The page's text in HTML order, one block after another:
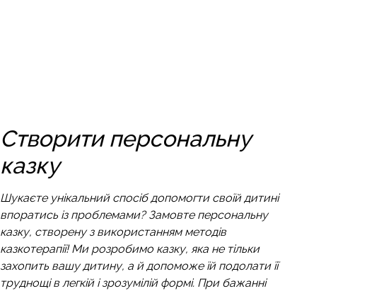
Створити персональну
казку
Шукаєте унікальний спосіб допомогти своїй дитині
впоратись із проблемами? Замовте персональну
казку, створену з використанням методів
казкотерапії! Ми розробимо казку, яка не тільки
захопить вашу дитину, а й допоможе їй подолати її
труднощі в легкій і зрозумілій формі. При бажанні